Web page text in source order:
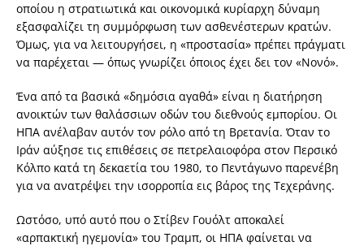
οποίου η στρατιωτικά και οικονομικά κυρίαρχη δύναμη
εξασφαλίζει τη συμμόρφωση των ασθενέστερων κρατών.
Όμως, για να λειτουργήσει, η «προστασία» πρέπει πράγματι
να παρέχεται — όπως γνωρίζει όποιος έχει δει τον «Νονό».
Ένα από τα βασικά «δημόσια αγαθά» είναι η διατήρηση
ανοικτών των θαλάσσιων οδών του διεθνούς εμπορίου. Οι
ΗΠΑ ανέλαβαν αυτόν τον ρόλο από τη Βρετανία. Όταν το
Ιράν αύξησε τις επιθέσεις σε πετρελαιοφόρα στον Περσικό
Κόλπο κατά τη δεκαετία του 1980, το Πεντάγωνο παρενέβη
για να ανατρέψει την ισορροπία εις βάρος της Τεχεράνης.
Ωστόσο, υπό αυτό που ο Στίβεν Γουόλτ αποκαλεί
«αρπακτική ηγεμονία» του Τραμπ, οι ΗΠΑ φαίνεται να